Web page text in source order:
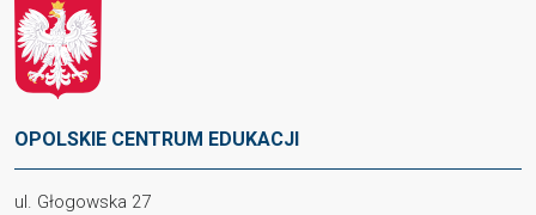
OPOLSKIE CENTRUM EDUKACJI
ul. Głogowska 27